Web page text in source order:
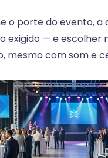
o porte do evento, a
exigido — e
mesmo com som e